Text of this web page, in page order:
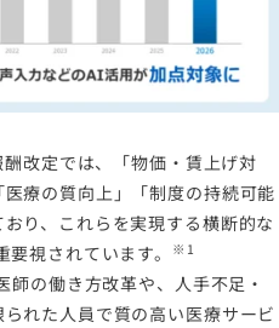
改定では、「物価・賃上げ対
療の質向上」「制度の持続可能
り、これらを実現する横断的な
視されています。
※1
の働き方改革や、人手不足・
れた人員で質の高い医療サービ